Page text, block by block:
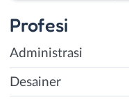
Profesi
Administrasi
Desainer